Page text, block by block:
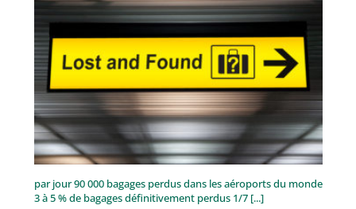
par jour 90 000 bagages perdus dans les aéroports du monde
3 à 5 % de bagages définitivement perdus 1/7 [...]